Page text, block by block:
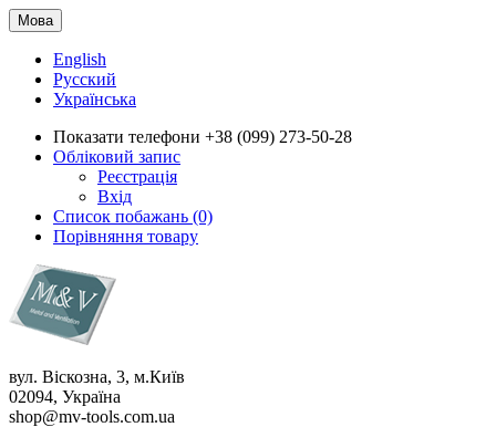
Мова
English
Русский
Українська
Показати телефони +38 (099) 273-50-28
Обліковий запис
Реєстрація
Вхід
Список побажань (0)
Порівняння товару
вул. Віскозна, 3, м.Київ
02094, Україна
shop@mv-tools.com.ua